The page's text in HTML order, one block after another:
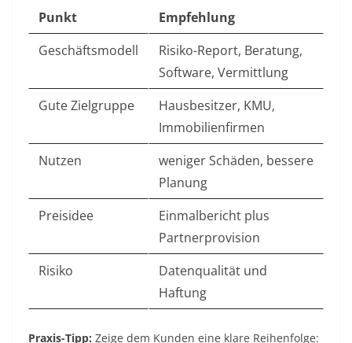
Punkt
Empfehlung
Geschäftsmodell
Risiko-Report, Beratung,
Software, Vermittlung
Gute Zielgruppe
Hausbesitzer, KMU,
Immobilienfirmen
Nutzen
weniger Schäden, bessere
Planung
Preisidee
Einmalbericht plus
Partnerprovision
Risiko
Datenqualität und
Haftung
Praxis-Tipp: Zeige dem Kunden eine klare Reihenfolge: